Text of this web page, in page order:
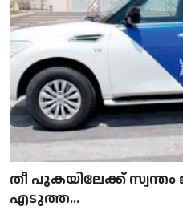
​​​​​​​തീ പുകയിലേക്ക്
എടുത്ത...